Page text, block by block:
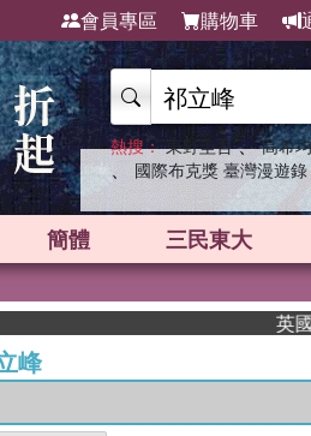
會員專區 購物車
熱搜： 東野圭吾 、 高希
、 國際布克獎 臺灣漫遊錄
簡體 三民東大
英國出版
峰